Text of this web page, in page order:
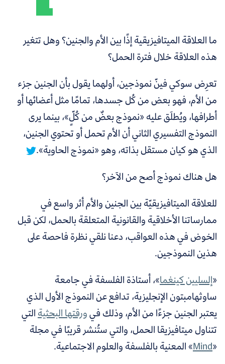
ما العلاقة الميتافيزيقية إذًا بين الأم والجنين؟ وهل تتغير
هذه العلاقة خلال فترة الحمل؟
تعرِض سوكي فينّ نموذجين،أولهما يقول بأن الجنين جزء
من الأم، فهو بعض من كُل جسدها، تمامًا مثل أعضائها أو
أطرافها، ويُطلَق عليه «نموذج بعضٌ من كُلٍّ»، بينما يرى
النموذج التفسيري الثاني أن الأم تحمل أو تحتوي الجنين،
الذي هو كيان مستقل بذاته، وهو «نموذج الحاوية».
هل هناك نموذج أصح من الآخر؟
للعلاقة الميتافيزيقيّة بين الجنين والأم أثر واسع في
ممارساتنا الأخلاقية والقانونية المتعلقة بالحمل، لكن قبل
الخوض في هذه العواقب، دعنا نلقي نظرة فاحصة على
هذين النموذجين.
«إلسليين كينغما»، أستاذة الفلسفة في جامعة
ساوثهامبتون الإنجليزية، تدافع عن النموذج الأول الذي
يعتبر الجنين جزءًا من الأم، وذلك فيورقتها البحثيةالتي
تتناول ميتافيزيقا الحمل، والتي ستُنشر قريبًا في مجلة
«
Mind» المعنية بالفلسفة والعلوم الاجتماعية.